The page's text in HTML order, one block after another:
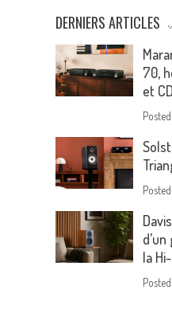
DERNIERS ARTICLES
70,
et
la